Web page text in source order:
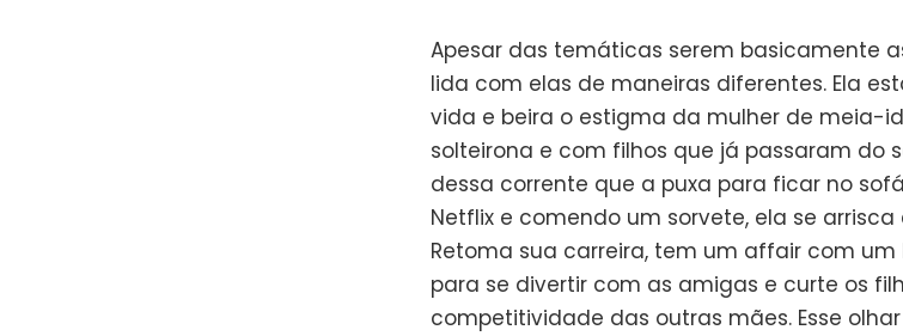
Apesar das temáticas serem basicamente
lida com elas de maneiras diferentes. Ela
vida e beira o estigma da mulher de meia-
solteirona e com filhos que já passaram do
dessa corrente que a puxa para ficar no
Netflix e comendo um sorvete, ela se
Retoma sua carreira, tem um affair com
para se divertir com as amigas e curte os
competitividade das outras mães. Esse